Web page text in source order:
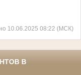
10.06.2025 08:22 (МСК)
В